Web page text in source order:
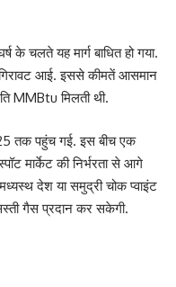
के चलते यह मार्ग बाधित हो गया.
आई. इससे कीमतें आसमान
MMBtu मिलती थी.
तक पहुंच गई. इस बीच एक
मार्केट की निर्भरता से आगे
देश या समुद्री चोक प्वाइंट
गैस प्रदान कर सकेगी.